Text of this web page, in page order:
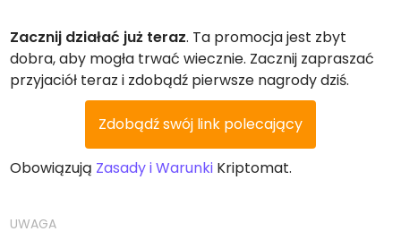
Zacznij działać już teraz. Ta promocja jest zbyt
dobra, aby mogła trwać wiecznie. Zacznij zapraszać
przyjaciół teraz i zdobądź pierwsze nagrody dziś.
Zdobądź swój link polecający
Obowiązują Zasady i Warunki Kriptomat.
UWAGA